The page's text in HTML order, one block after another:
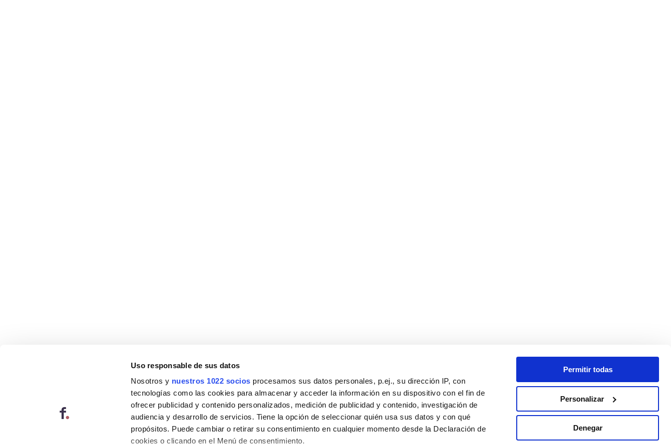
Uso responsable de sus datos
Nosotros y nuestros 1022 socios procesamos sus datos personales, p.ej., su dirección IP, con
tecnologías como las cookies para almacenar y acceder la información en su dispositivo con el fin de
ofrecer publicidad y contenido personalizados, medición de publicidad y contenido, investigación de
audiencia y desarrollo de servicios. Tiene la opción de seleccionar quién usa sus datos y con qué
propósitos. Puede cambiar o retirar su consentimiento en cualquier momento desde la Declaración de
cookies o clicando en el Menú de consentimiento.
Permitir todas
Personalizar
Denegar